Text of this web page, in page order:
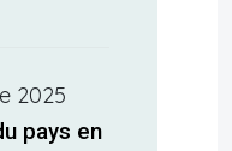
2025
pays en